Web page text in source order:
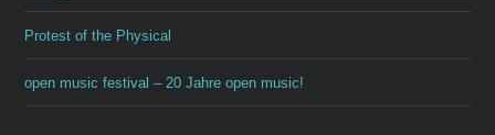
Protest of the Physical
open music festival – 20 Jahre open music!